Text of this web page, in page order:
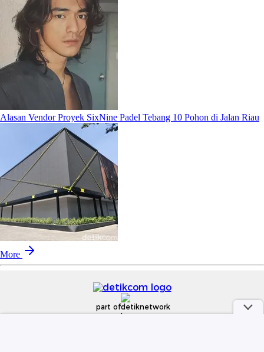
Alasan Vendor Proyek SixNine Padel Tebang 10 Pohon di Jalan Riau
More
part of